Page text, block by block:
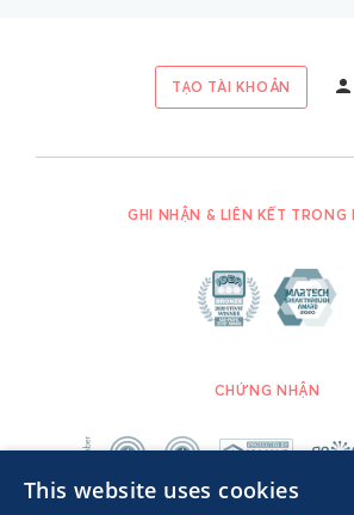
TẠO TÀI KHOẢN
GHI NHẬN & LIÊN KẾT TRONG
CHỨNG NHẬN
This website uses cookies